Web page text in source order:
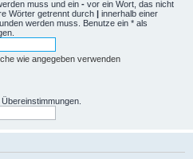
muss und ein - vor ein Wort, das nicht
Wörter getrennt durch | innerhalb einer
werden muss. Benutze ein * als
wie angegeben verwenden